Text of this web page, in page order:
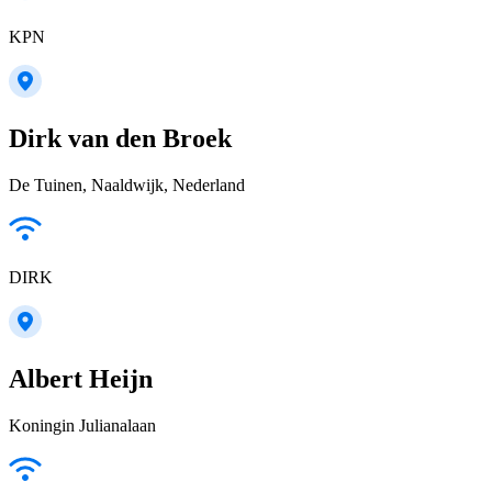
KPN
Dirk van den Broek
De Tuinen, Naaldwijk, Nederland
DIRK
Albert Heijn
Koningin Julianalaan